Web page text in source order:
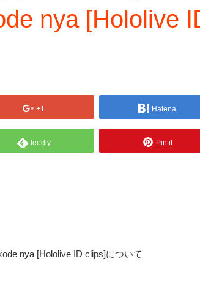
nya [Hololive
+1 Hatena
feedly Pin it
nya [Hololive ID clips]について